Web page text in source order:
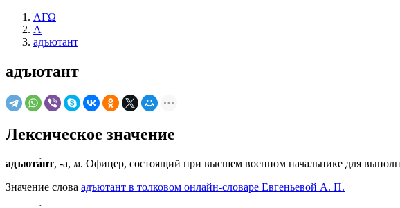
ΛΓΩ
А
адъютант
адъютант
Лексическое значение
адъюта́нт, -а, м. Офицер, состоящий при высшем военном начальнике для
Значение слова адъютант в толковом онлайн-словаре Евгеньевой А. П.